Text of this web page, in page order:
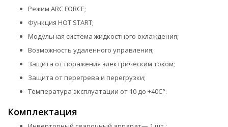
Режим ARC FORCE;
Функция HOT START;
Модульная система жидкостного охлаждения;
Возможность удаленного управления;
Защита от поражения электрическим током;
Защита от перегрева и перегрузки;
Температура эксплуатации от 10 до +40С°.
Комплектация